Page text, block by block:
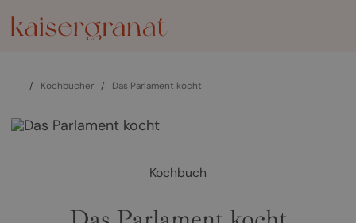
/ Kochbücher / Das Parlament kocht
Kochbuch